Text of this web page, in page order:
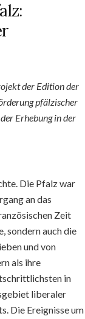
der Edition der
pfälzischer
Erhebung in der
Die Pfalz war
an das
Zeit
sondern auch die
und von
als ihre
in
liberaler
Die Ereignisse um